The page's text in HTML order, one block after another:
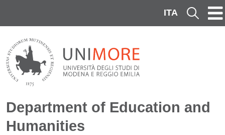
ITA Cerca
Department of Education and
Humanities